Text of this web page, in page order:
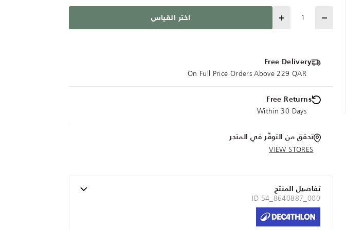
Quantity اختر القياس
Free Delivery
On Full Price Orders Above 229 QAR
Free Returns
Within 30 Days
تحقق من التوفّر في المتجر
VIEW STORES
تفاصيل المنتج
ID 54_8640887_000